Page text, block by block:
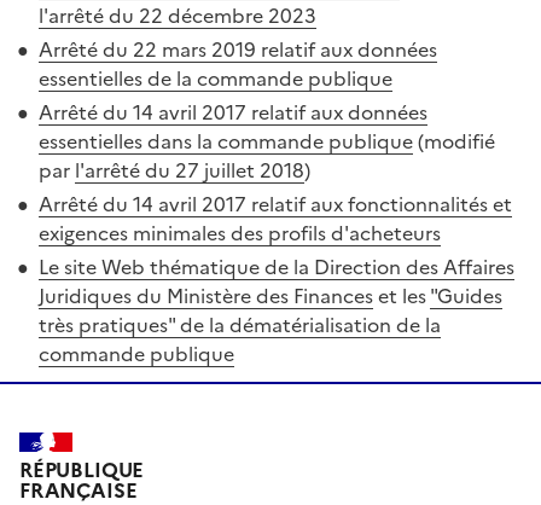
l'arrêté du 22 décembre 2023
Arrêté du 22 mars 2019 relatif aux données
essentielles de la commande publique
Arrêté du 14 avril 2017 relatif aux données
essentielles dans la commande publique(modifié
par l'arrêté du 27 juillet 2018)
Arrêté du 14 avril 2017 relatif aux fonctionnalités et
exigences minimales des profils d'acheteurs
Le site Web thématique de la Direction des Affaires
Juridiques du Ministère des Financeset les"Guides
très pratiques" de la dématérialisation de la
commande publique
RÉPUBLIQUE
FRANÇAISE